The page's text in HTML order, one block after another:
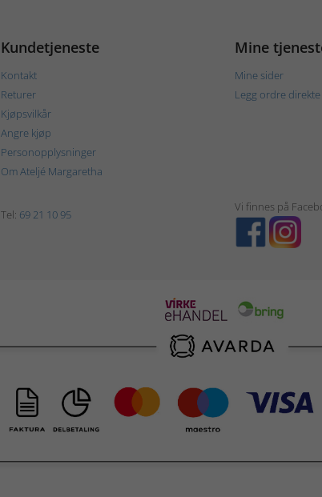
Kundetjeneste
Kontakt
Returer
Kjøpsvilkår
Angre kjøp
Personopplysninger
Om Ateljé Margaretha
Mine
Mine sider
Legg ordre direkte
Tel: 69 21 10 95
Vi finnes på